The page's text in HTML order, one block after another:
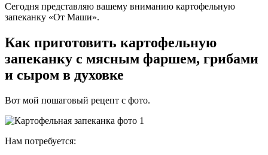
Сегодня представляю вашему вниманию картофельную
запеканку «От Маши».
Как приготовить картофельную
запеканку с мясным фаршем, грибами
и сыром в духовке
Вот мой пошаговый рецепт с фото.
Нам потребуется: